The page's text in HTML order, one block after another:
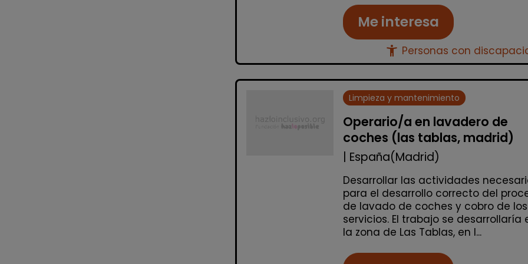
Me interesa
accessibility_new Personas con
Limpieza y mantenimiento
Operario/a en lavadero de
coches (las tablas, madrid)
| España(Madrid)
Desarrollar las actividades
para el desarrollo correcto del
de lavado de coches y cobro de los
servicios. El trabajo se desarrollaría
la zona de Las Tablas, en l...